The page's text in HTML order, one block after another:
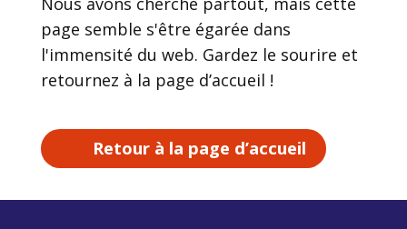
page semble s'être égarée dans
l'immensité du web. Gardez le sourire et
retournez à la page d’accueil !
Retour à la page d’accueil